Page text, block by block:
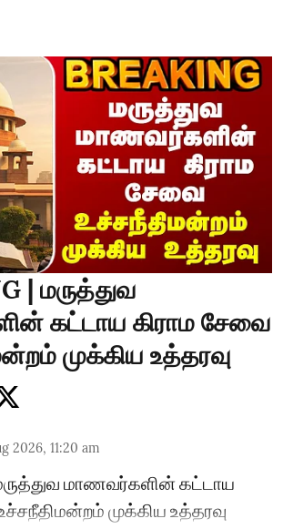
| மருத்துவ
கட்டாய கிராம சேவை
முக்கிய உத்தரவு
2026, 11:20 am
மாணவர்களின் கட்டாய
முக்கிய உத்தரவு